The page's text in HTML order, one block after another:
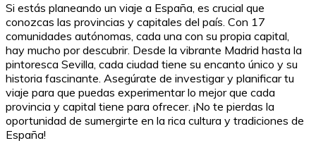
Si estás planeando un viaje a España, es crucial que
conozcas las provincias y capitales del país. Con 17
comunidades autónomas, cada una con su propia capital,
hay mucho por descubrir. Desde la vibrante Madrid hasta la
pintoresca Sevilla, cada ciudad tiene su encanto único y su
historia fascinante. Asegúrate de investigar y planificar tu
viaje para que puedas experimentar lo mejor que cada
provincia y capital tiene para ofrecer. ¡No te pierdas la
oportunidad de sumergirte en la rica cultura y tradiciones de
España!